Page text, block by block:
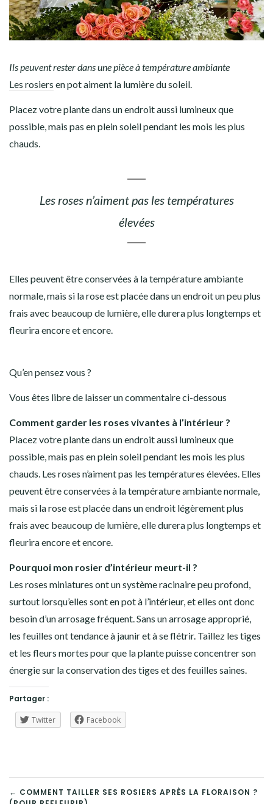
Ils peuvent rester dans une pièce à température ambiante
Les rosiers en pot aiment la lumière du soleil.
Placez votre plante dans un endroit aussi lumineux que
possible, mais pas en plein soleil pendant les mois les plus
chauds.
Les roses n’aiment pas les températures
élevées
Elles peuvent être conservées à la température ambiante
normale, mais si la rose est placée dans un endroit un peu plus
frais avec beaucoup de lumière, elle durera plus longtemps et
fleurira encore et encore.
Qu’en pensez vous ?
Vous êtes libre de laisser un commentaire ci-dessous
Comment garder les roses vivantes à l’intérieur ?
Placez votre plante dans un endroit aussi lumineux que
possible, mais pas en plein soleil pendant les mois les plus
chauds. Les roses n’aiment pas les températures élevées. Elles
peuvent être conservées à la température ambiante normale,
mais si la rose est placée dans un endroit légèrement plus
frais avec beaucoup de lumière, elle durera plus longtemps et
fleurira encore et encore.
Pourquoi mon rosier d’intérieur meurt-il ?
Les roses miniatures ont un système racinaire peu profond,
surtout lorsqu’elles sont en pot à l’intérieur, et elles ont donc
besoin d’un arrosage fréquent. Sans un arrosage approprié,
les feuilles ont tendance à jaunir et à se flétrir. Taillez les tiges
et les fleurs mortes pour que la plante puisse concentrer son
énergie sur la conservation des tiges et des feuilles saines.
Partager :
Twitter Facebook
NAVIGATION
← COMMENT TAILLER SES ROSIERS APRÈS LA FLORAISON ?